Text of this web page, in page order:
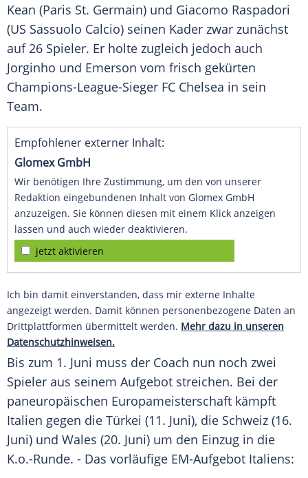
Kean (Paris St. Germain) und Giacomo Raspadori
(US Sassuolo Calcio) seinen Kader zwar zunächst
auf 26 Spieler. Er holte zugleich jedoch auch
Jorginho und Emerson vom frisch gekürten
Champions-League-Sieger FC Chelsea in sein
Team.
Empfohlener externer Inhalt:
Glomex GmbH
Wir benötigen Ihre Zustimmung, um den von unserer
Redaktion eingebundenen Inhalt von Glomex GmbH
anzuzeigen. Sie können diesen mit einem Klick anzeigen
lassen und auch wieder deaktivieren.
jetzt aktivieren
Ich bin damit einverstanden, dass mir externe Inhalte
angezeigt werden. Damit können personenbezogene Daten an
Drittplattformen übermittelt werden. Mehr dazu in unseren
Datenschutzhinweisen.
Bis zum 1. Juni muss der Coach nun noch zwei
Spieler aus seinem Aufgebot streichen. Bei der
paneuropäischen Europameisterschaft kämpft
Italien gegen die Türkei (11. Juni), die Schweiz (16.
Juni) und Wales (20. Juni) um den Einzug in die
K.o.-Runde. - Das vorläufige EM-Aufgebot Italiens: